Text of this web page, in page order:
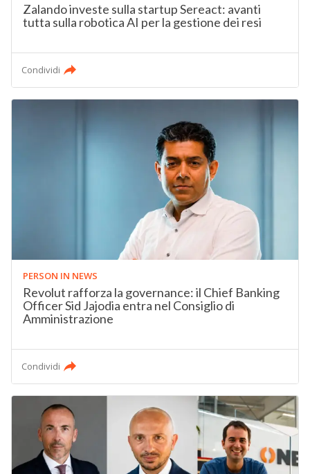
Zalando investe sulla startup Sereact: avanti
tutta sulla robotica AI per la gestione dei resi
Condividi
PERSON IN NEWS
Revolut rafforza la governance: il Chief Banking
Officer Sid Jajodia entra nel Consiglio di
Amministrazione
Condividi